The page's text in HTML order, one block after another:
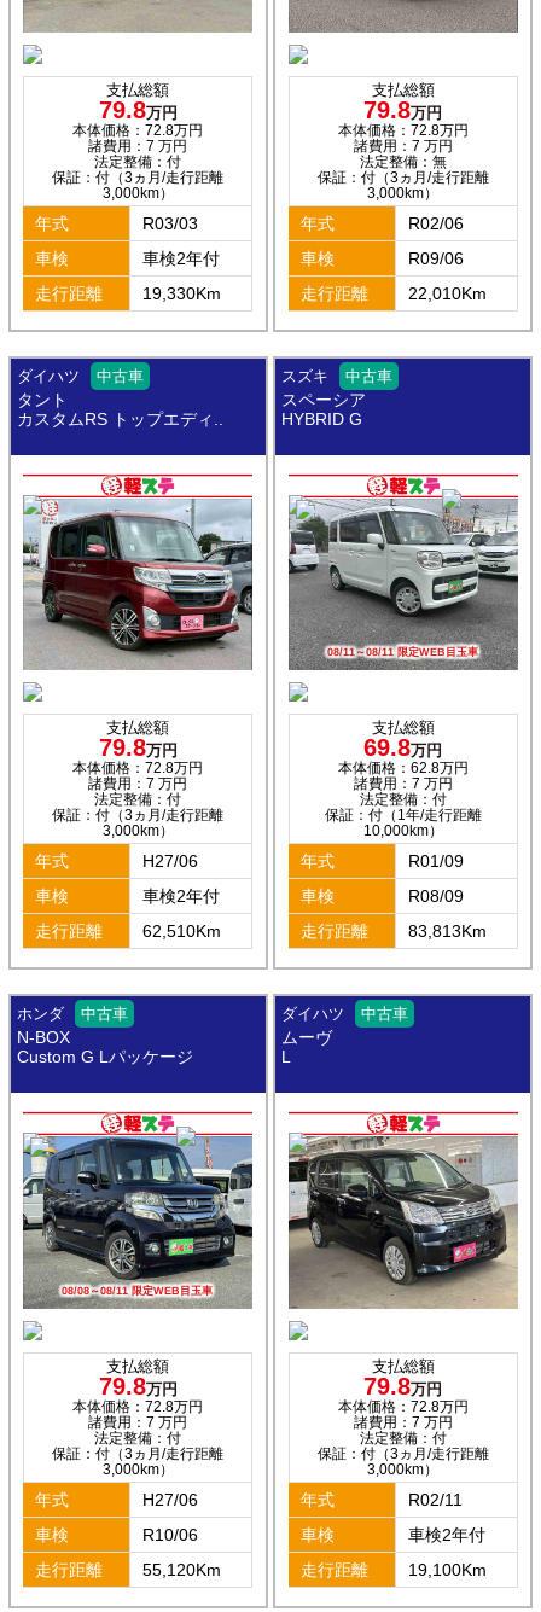
支払総額
79.8万円
本体価格：72.8万円
諸費用：7 万円
法定整備：付
保証：付（3ヵ月/走行距離
3,000km）
年式
R03/03
車検
車検2年付
走行距離
19,330Km
支払総額
79.8万円
本体価格：72.8万円
諸費用：7 万円
法定整備：無
保証：付（3ヵ月/走行距離
3,000km）
年式
R02/06
車検
R09/06
走行距離
22,010Km
ダイハツ 中古車
タント
カスタムRS トップエディ..
支払総額
79.8万円
本体価格：72.8万円
諸費用：7 万円
法定整備：付
保証：付（3ヵ月/走行距離
3,000km）
年式
H27/06
車検
車検2年付
走行距離
62,510Km
スズキ 中古車
スペーシア
HYBRID G
08/11～08/11 限定WEB目玉車
支払総額
69.8万円
本体価格：62.8万円
諸費用：7 万円
法定整備：付
保証：付（1年/走行距離
10,000km）
年式
R01/09
車検
R08/09
走行距離
83,813Km
ホンダ 中古車
N-BOX
Custom G Lパッケージ
08/08～08/11 限定WEB目玉車
支払総額
79.8万円
本体価格：72.8万円
諸費用：7 万円
法定整備：付
保証：付（3ヵ月/走行距離
3,000km）
年式
H27/06
車検
R10/06
走行距離
55,120Km
ダイハツ 中古車
ムーヴ
L
支払総額
79.8万円
本体価格：72.8万円
諸費用：7 万円
法定整備：付
保証：付（3ヵ月/走行距離
3,000km）
年式
R02/11
車検
車検2年付
走行距離
19,100Km